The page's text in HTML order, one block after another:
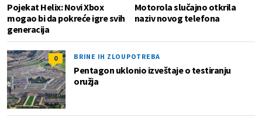
Pojekat Helix: Novi Xbox
mogao bi da pokreće igre svih
generacija
Motorola slučajno otkrila
naziv novog telefona
0 BRINE IH ZLOUPOTREBA
Pentagon uklonio izveštaje o testiranju
oružja